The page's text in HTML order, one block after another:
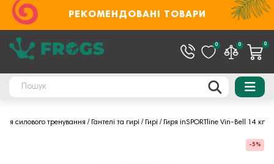
РЕКОМЕНДОВАНІ ТОВАРИ
0 0 0
Для силового тренування Гантелі та гирі Гирі Гиря inSPORTline Vin-Bell 14 кг
-5%